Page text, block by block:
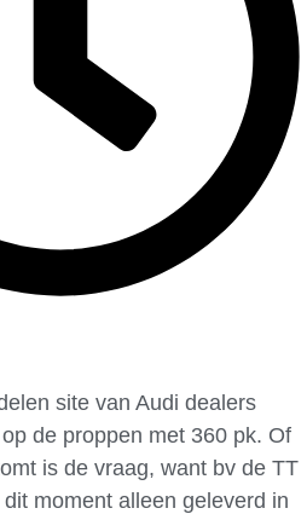
site van Audi dealers
de proppen met 360 pk. Of
is de vraag, want bv de TT
moment alleen geleverd in